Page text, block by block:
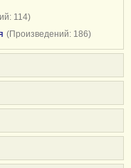
114)
(Произведений: 186)